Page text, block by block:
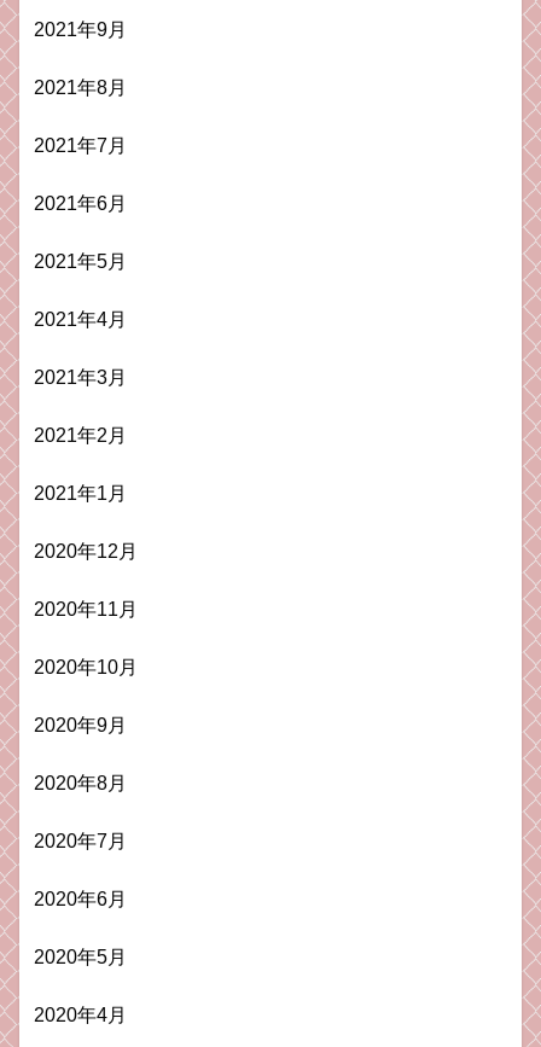
2021年9月
2021年8月
2021年7月
2021年6月
2021年5月
2021年4月
2021年3月
2021年2月
2021年1月
2020年12月
2020年11月
2020年10月
2020年9月
2020年8月
2020年7月
2020年6月
2020年5月
2020年4月